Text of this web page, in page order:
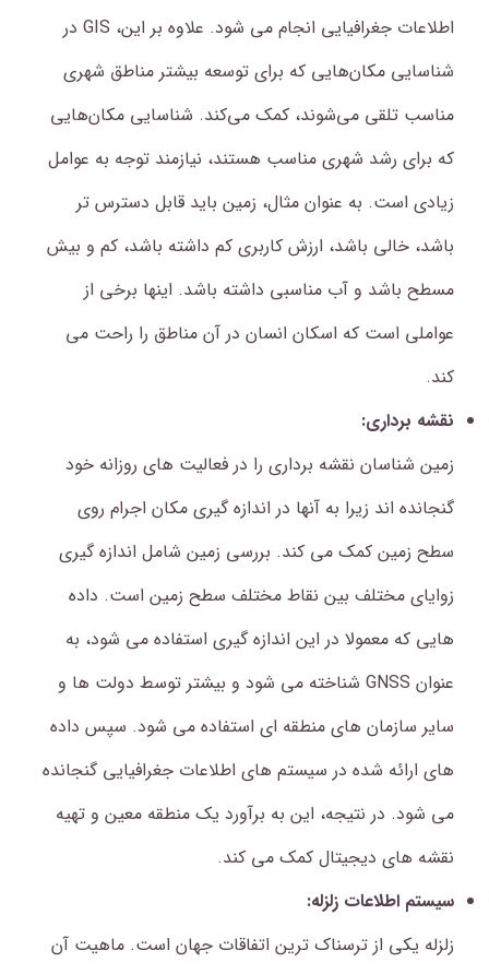
اطلاعات جغرافیایی انجام می شود.
علاوه بر این، GIS در
شناسایی مکان‌هایی که برای توسعه بیشتر مناطق شهری
مناسب تلقی می‌شوند، کمک می‌کند. شناسایی مکان‌هایی
که برای رشد شهری مناسب هستند، نیازمند توجه به عوامل
زیادی است. به عنوان مثال، زمین باید قابل دسترس تر
باشد، خالی باشد، ارزش کاربری کم داشته باشد، کم و بیش
مسطح باشد و آب مناسبی داشته باشد. اینها برخی از
عواملی است که اسکان انسان در آن مناطق را راحت می
کند.
نقشه برداری:
زمین شناسان نقشه برداری را در فعالیت های روزانه خود
گنجانده اند زیرا به آنها در اندازه گیری مکان اجرام روی
سطح زمین کمک می کند. بررسی زمین شامل اندازه گیری
زوایای مختلف بین نقاط مختلف سطح زمین است. داده
هایی که معمولا در این اندازه گیری استفاده می شود، به
عنوان GNSS شناخته می شود و بیشتر توسط دولت ها و
سایر سازمان های منطقه ای استفاده می شود. سپس داده
های ارائه شده در سیستم های اطلاعات جغرافیایی گنجانده
می شود. در نتیجه، این به برآورد یک منطقه معین و تهیه
نقشه های دیجیتال کمک می کند.
سیستم اطلاعات زلزله:
زلزله یکی از ترسناک ترین اتفاقات جهان است.ماهیت آن